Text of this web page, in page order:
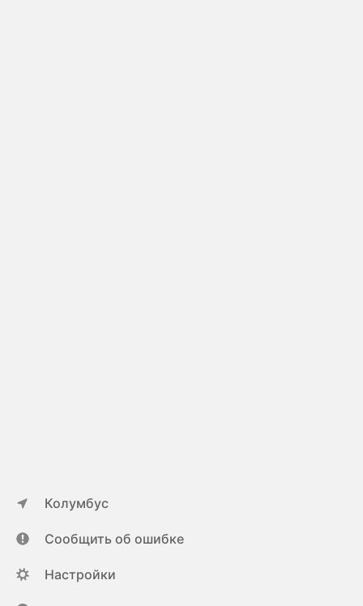
Колумбус
Сообщить об ошибке
Настройки